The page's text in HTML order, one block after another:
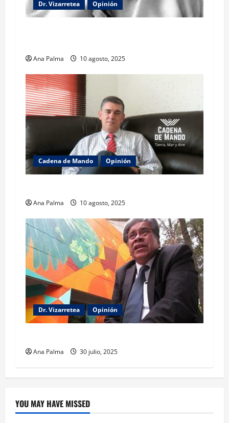
Dr. Vizarretea Opinión
Ana Palma 10 agosto, 2025
Cadena de Mando Opinión
Ana Palma 10 agosto, 2025
Dr. Vizarretea Opinión
Ana Palma 30 julio, 2025
YOU MAY HAVE MISSED
Educación